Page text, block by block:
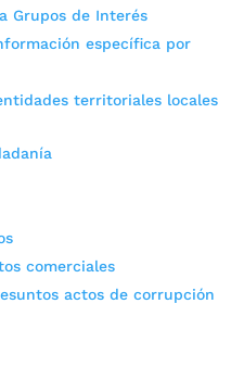
Grupos de Interés
específica por
territoriales locales
comerciales
actos de corrupción
la ciudad abre sus
fortalecerá la reactivación
y las alianzas
sobre las 2:00
Palonegro de
2022